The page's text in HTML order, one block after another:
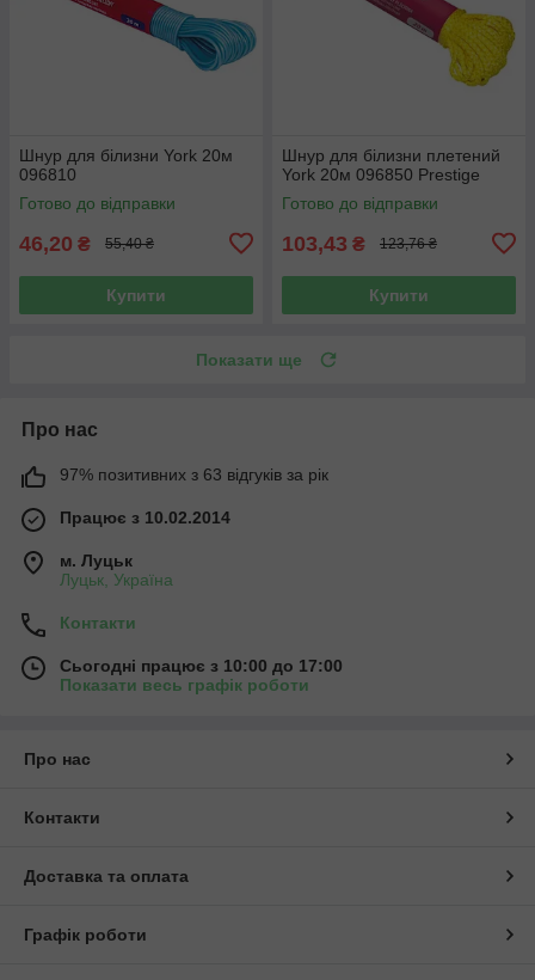
Шнур для білизни York 20м
096810
Готово до відправки
46,20 ₴ 55,40 ₴
Купити
Шнур для білизни плетений
York 20м 096850 Prestige
Готово до відправки
103,43 ₴ 123,76 ₴
Купити
Показати ще
Про нас
97% позитивних з 63 відгуків за рік
Працює з 10.02.2014
м. Луцьк
Луцьк, Україна
Контакти
Сьогодні працює з 10:00 до 17:00
Показати весь графік роботи
Про нас
Контакти
Доставка та оплата
Графік роботи